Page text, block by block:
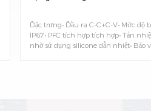
Đặc trưng• Đầu ra C-C+C-V• Mức độ
IP67• PFC tích hợp tích hợp• Tản
nhờ sử dụng silicone dẫn nhiệt• Bảo